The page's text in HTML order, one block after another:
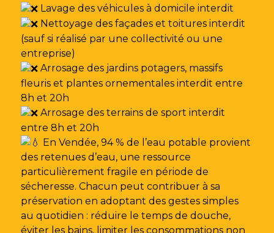
Lavage des véhicules à domicile interdit
Nettoyage des façades et toitures interdit
(sauf si réalisé par une collectivité ou une
entreprise)
Arrosage des jardins potagers, massifs
fleuris et plantes ornementales interdit entre
8h et 20h
Arrosage des terrains de sport interdit
entre 8h et 20h
En Vendée, 94 % de l’eau potable provient
des retenues d’eau, une ressource
particulièrement fragile en période de
sécheresse. Chacun peut contribuer à sa
préservation en adoptant des gestes simples
au quotidien : réduire le temps de douche,
éviter les bains, limiter les consommations non